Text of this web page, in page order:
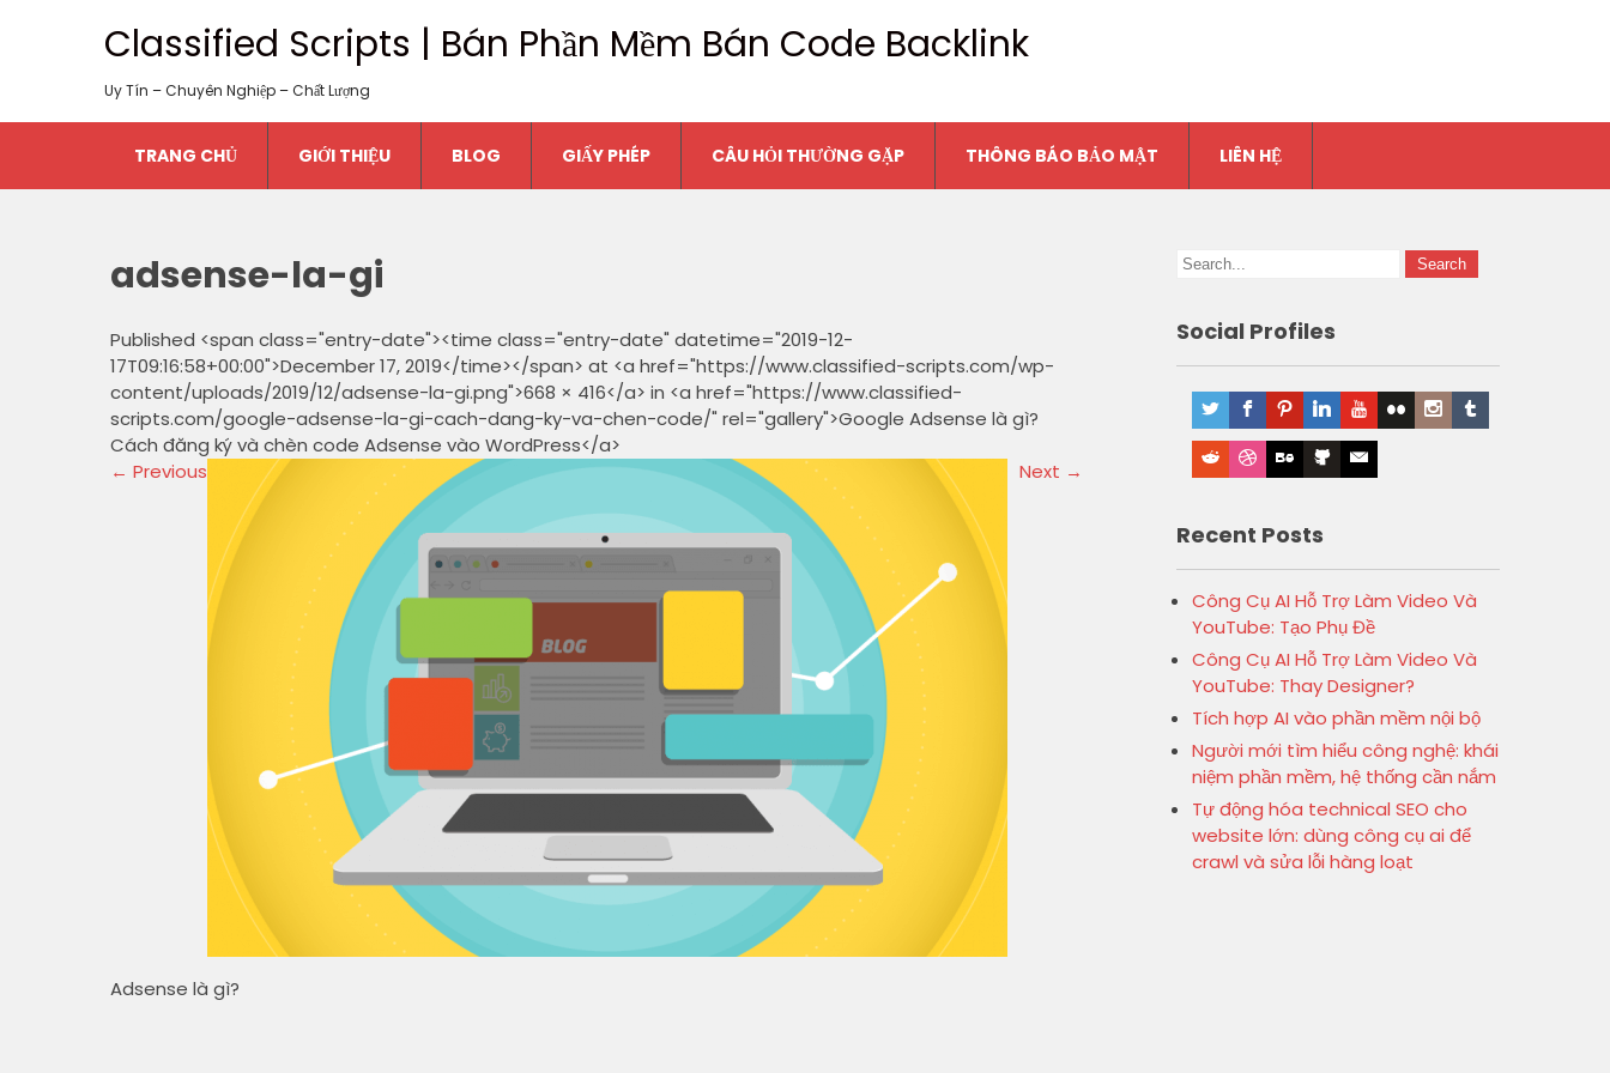
Classified Scripts | Bán Phần Mềm Bán Code Backlink
Uy Tín – Chuyên Nghiệp – Chất Lượng
TRANG CHỦ GIỚI THIỆU BLOG GIẤY PHÉP CÂU HỎI THƯỜNG GẶP THÔNG BÁO BẢO MẬT LIÊN HỆ
adsense-la-gi
Published <span class="entry-date"><time class="entry-date" datetime="2019-12-
17T09:16:58+00:00">December 17, 2019</time></span> at <a href="https://www.classified-scripts.com/wp-
content/uploads/2019/12/adsense-la-gi.png">668 × 416</a> in <a href="https://www.classified-
scripts.com/google-adsense-la-gi-cach-dang-ky-va-chen-code/" rel="gallery">Google Adsense là gì?
Cách đăng ký và chèn code Adsense vào WordPress</a>
← Previous Next →
Adsense là gì?
Social Profiles
Recent Posts
Công Cụ AI Hỗ Trợ Làm Video Và
YouTube: Tạo Phụ Đề
Công Cụ AI Hỗ Trợ Làm Video Và
YouTube: Thay Designer?
Tích hợp AI vào phần mềm nội bộ
Người mới tìm hiểu công nghệ: khái
niệm phần mềm, hệ thống cần nắm
Tự động hóa technical SEO cho
website lớn: dùng công cụ ai để
crawl và sửa lỗi hàng loạt